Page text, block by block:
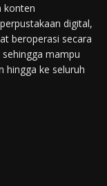
konten
digital,
beroperasi secara
mampu
hingga ke seluruh